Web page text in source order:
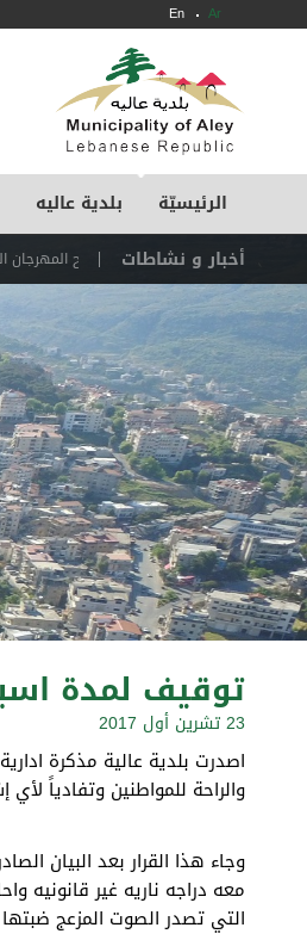
En Ar
الرئيسيّة بلدية عاليه
أخبار و نشاطات
إفتتاح المهرجان السنوي للكشاف
توقيف لمدة
23 تشرين أول 2017
والراحة للمواطنين وتفادياً
وجاء هذا القرار بعد البيان
معه دراجه ناريه غير قانونيه
التي تصدر الصوت المزعج ضبتها